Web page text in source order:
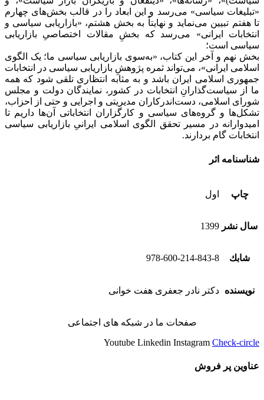
«تبلیغات سیاسی» می‌رسد و این ابعاد را در قالب بخش‌های چهارم
تا هفتم تبیین می‌نماید و نهایتاً به بخش هشتم، «بازاریابی سیاسی و
انتخابات ایرانی» می‌رسد که بخشِ مقالات اختصاصیِ بازاریابی
سیاسی است؛
بخش نهم و آخر این کتاب، «به‌سوی بازاریابی سیاسی ما؛ یک الگوی
اسلامی ایرانی»، می‌تواند ثمره‌‌ پژوهشِ بازاریابی سیاسی در انتخابات
جمهوری اسلامی ایران باشد و به‌ مثابه انتظاری تلقی شود که همه‌‌
ما از سیاست‌گذارانِ انتخابات در کشور، نمایندگان دولت و مجلس
شورای اسلامی، دست‌اندرکاران مدیریتی و اجرایی و حتی از احزاب،
تشکل‌ها و گروه‌های سیاسی و کارگزاران انتخاباتی آن‌ها داریم تا
امیدوارانه در مسیر تحقق الگوی اسلامی ایرانیِ بازاریابی سیاسی
انتخابات گام بردارند.
شناسنامه اثر
چاپ اول
سال نشر 1399
شابك 978-600-214-843-8
نویسنده دکتر نادر جعفری هفت خوانی
صفحات ما در شبکه های اجتماعی
Youtube Linkedin Instagram Check-circle
عناوین پر فروش